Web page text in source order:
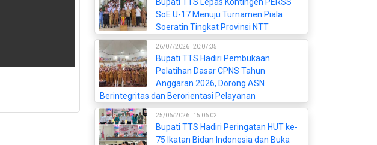
SoE U-17 Menuju Turnamen Piala
Soeratin Tingkat Provinsi NTT
26/07/2026 20:07:35
Bupati TTS Hadiri Pembukaan
Pelatihan Dasar CPNS Tahun
Anggaran 2026, Dorong ASN
Berintegritas dan Berorientasi Pelayanan
25/06/2026 15:06:02
Bupati TTS Hadiri Peringatan HUT ke-
75 Ikatan Bidan Indonesia dan Buka